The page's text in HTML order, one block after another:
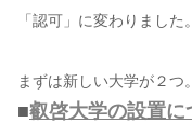
「認可」に変わりました。
まずは新しい大学が２つ。
■叡啓大学の設置